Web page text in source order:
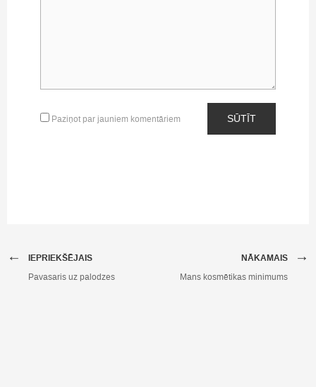
Paziņot par jauniem komentāriem SŪTĪT
IEPRIEKŠĒJAIS
←
Pavasaris uz palodzes
NĀKAMAIS →
Mans kosmētikas minimums